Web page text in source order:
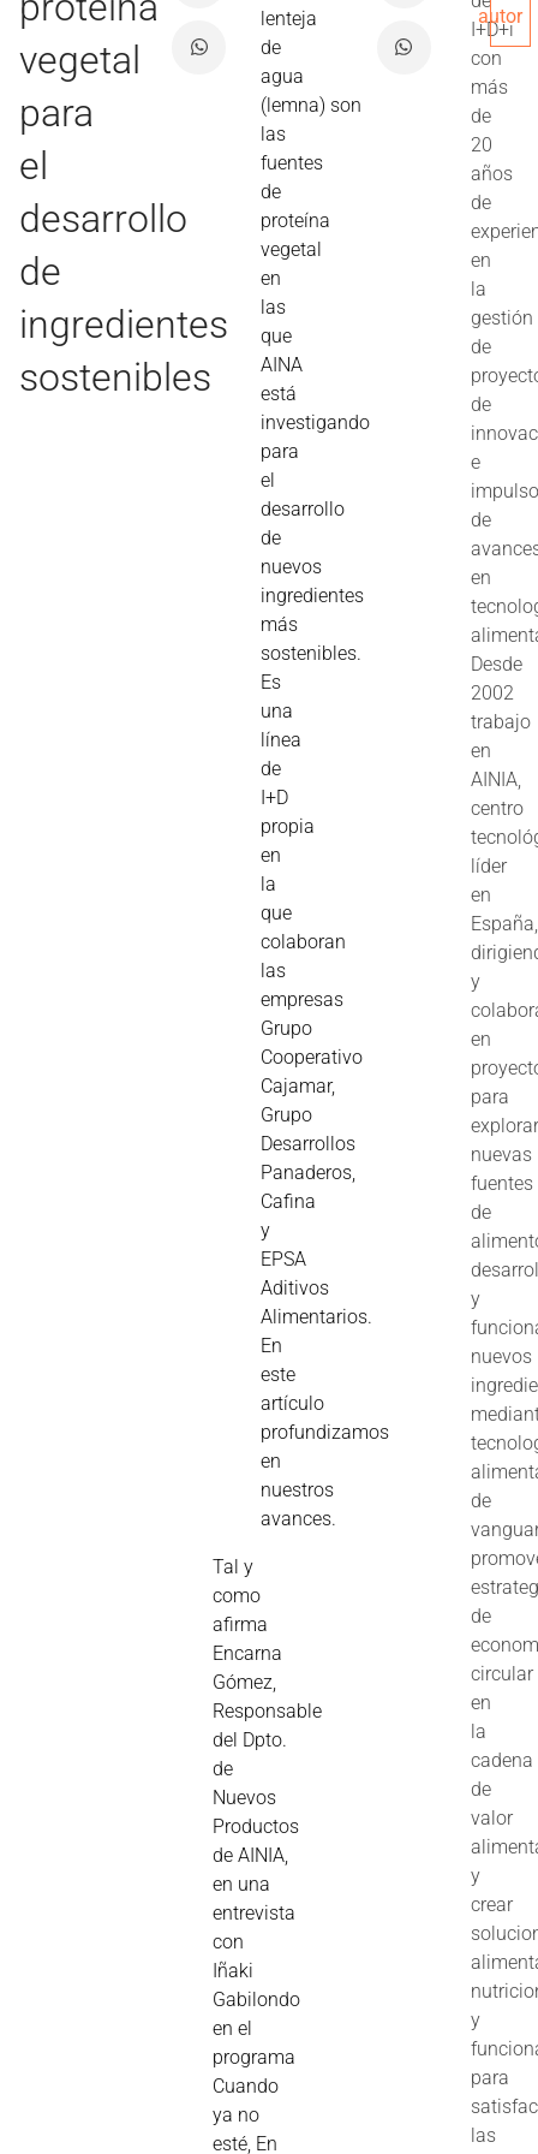
vegetal
para
el
desarrollo
de
ingredientes
sostenibles
lenteja
de
agua
(lemna) son
las
fuentes
de
proteína
vegetal
en
las
que
AINA
está
investigando
para
el
desarrollo
de
nuevos
ingredientes
más
sostenibles.
Es
una
línea
de
I+D
propia
en
la
que
colaboran
las
empresas
Grupo
Cooperativo
Cajamar,
Grupo
Desarrollos
Panaderos,
Cafina
y
EPSA
Aditivos
Alimentarios.
En
este
artículo
profundizamos
en
nuestros
avances.
Tal y
como
afirma
Encarna
Gómez,
Responsable
del Dpto.
de
Nuevos
Productos
de AINIA,
en una
entrevista
con
Iñaki
Gabilondo
en el
programa
Cuando
ya no
esté, En
I+D+i
con
más
de
20
años
de
en
la
gestión
de
de
e
de
en
Desde
2002
trabajo
en
AINIA,
centro
líder
en
España,
y
en
para
nuevas
fuentes
de
y
nuevos
de
de
circular
en
la
cadena
de
valor
y
crear
y
para
las
autor